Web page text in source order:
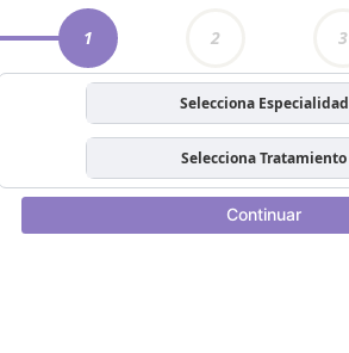
1 2 3
Selecciona Especialidad
Selecciona Tratamiento
Continuar